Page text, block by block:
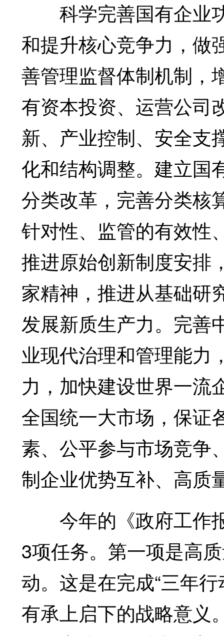
科学完善国有企业
和提升核心竞争力，做
善管理监督体制机制，
有资本投资、运营公司
新、产业控制、安全支
化和结构调整。建立国
分类改革，完善分类核
针对性、监管的有效性
推进原始创新制度安排
家精神，推进从基础研
发展新质生产力。完善
业现代治理和管理能力
力，加快建设世界一流
全国统一大市场，保证
素、公平参与市场竞争
制企业优势互补、高质
今年的《政府工作
3项任务。第一项是高
动。这是在完成“三年
有承上启下的战略意义